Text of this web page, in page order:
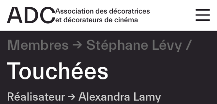
Membres Stéphane Lévy
Touchées
Réalisateur → Alexandra Lamy